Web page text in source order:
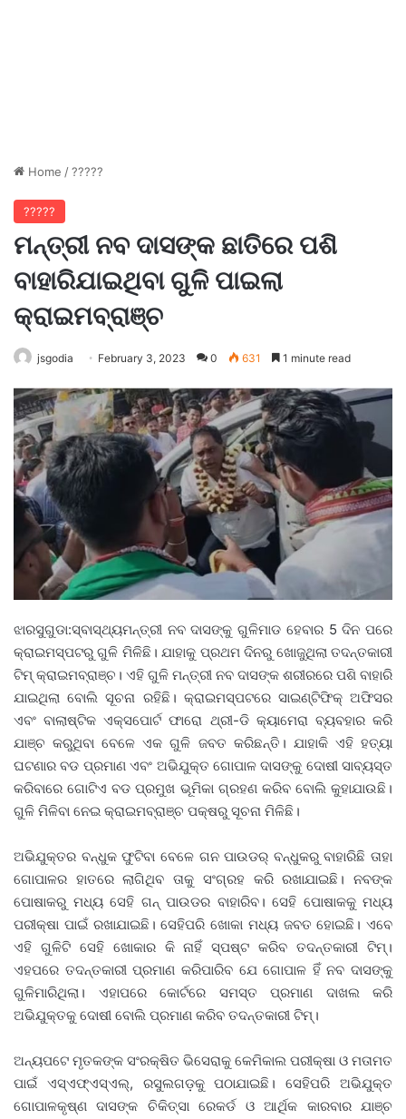
Home /?????
?????
ମନ୍ତ୍ରୀ ନବ ଦାସଙ୍କ ଛାତିରେ ପଶି
ବାହାରିଯାଇଥିବା ଗୁଳି ପାଇଲା
କ୍ରାଇମବ୍ରାଞ୍ଚ
jsgodia February 3, 2023 0 631 1 minute read
ଝାରସୁଗୁଡା:ସ୍ବାସ୍ଥ୍ୟମନ୍ତ୍ରୀ ନବ ଦାସଙ୍କୁ ଗୁଳିମାଡ ହେବାର 5 ଦିନ ପରେ
କ୍ରାଇମସ୍ପଟରୁ ଗୁଳି ମିଳିଛି। ଯାହାକୁ ପ୍ରଥମ ଦିନରୁ ଖୋଜୁଥିଲା ତଦନ୍ତକାରୀ
ଟିମ୍ କ୍ରାଇମବ୍ରାଞ୍ଚ। ଏହି ଗୁଳି ମନ୍ତ୍ରୀ ନବ ଦାସଙ୍କ ଶରୀରରେ ପଶି ବାହାରି
ଯାଇଥିଲା ବୋଲି ସୂଚନା ରହିଛି। କ୍ରାଇମସ୍ପଟରେ ସାଇଣ୍ଟିଫିକ୍ ଅଫିସର
ଏବଂ ବାଲାଷ୍ଟିକ ଏକ୍ସପୋର୍ଟ ଫାରୋ ଥ୍ରୀ-ଡି କ୍ୟାମେରା ବ୍ୟବହାର କରି
ଯାଞ୍ଚ କରୁଥିବା ବେଳେ ଏକ ଗୁଳି ଜବତ କରିଛନ୍ତି। ଯାହାକି ଏହି ହତ୍ୟା
ଘଟଣାର ବଡ ପ୍ରମାଣ ଏବଂ ଅଭିଯୁକ୍ତ ଗୋପାଳ ଦାସଙ୍କୁ ଦୋଷୀ ସାବ୍ୟସ୍ତ
କରିବାରେ ଗୋଟିଏ ବଡ ପ୍ରମୁଖ ଭୂମିକା ଗ୍ରହଣ କରିବ ବୋଲି କୁହାଯାଉଛି।
ଗୁଳି ମିଳିବା ନେଇ କ୍ରାଇମବ୍ରାଞ୍ଚ ପକ୍ଷରୁ ସୂଚନା ମିଳିଛି।
ଅଭିଯୁକ୍ତର ବନ୍ଧୁକ ଫୁଟିବା ବେଳେ ଗନ ପାଉଡର୍ ବନ୍ଧୁକରୁ ବାହାରିଛି ତାହା
ଗୋପାଳର ହାତରେ ଲାଗିଥିବ ତାକୁ ସଂଗ୍ରହ କରି ରଖାଯାଇଛି। ନବଙ୍କ
ପୋଷାକରୁ ମଧ୍ୟ ସେହି ଗନ୍ ପାଉଡର ବାହାରିବ। ସେହି ପୋଷାକକୁ ମଧ୍ୟ
ପରୀକ୍ଷା ପାଇଁ ରଖାଯାଇଛି। ସେହିପରି ଖୋକା ମଧ୍ୟ ଜବତ ହୋଇଛି। ଏବେ
ଏହି ଗୁଳିଟି ସେହି ଖୋକାର କି ନାହିଁ ସ୍ପଷ୍ଟ କରିବ ତଦନ୍ତକାରୀ ଟିମ୍।
ଏହପରେ ତଦନ୍ତକାରୀ ପ୍ରମାଣ କରିପାରିବ ଯେ ଗୋପାଳ ହିଁ ନବ ଦାସଙ୍କୁ
ଗୁଳିମାରିଥିଲା। ଏହାପରେ କୋର୍ଟରେ ସମସ୍ତ ପ୍ରମାଣ ଦାଖଲ କରି
ଅଭିଯୁକ୍ତକୁ ଦୋଷୀ ବୋଲି ପ୍ରମାଣ କରିବ ତଦନ୍ତକାରୀ ଟିମ୍।
ଅନ୍ୟପଟେ ମୃତକଙ୍କ ସଂରକ୍ଷିତ ଭିସେରାକୁ କେମିକାଲ ପରୀକ୍ଷା ଓ ମତାମତ
ପାଇଁ ଏସ୍ଏଫ୍ଏସ୍ଏଲ୍, ରସୁଲଗଡ଼କୁ ପଠାଯାଇଛି। ସେହିପରି ଅଭିଯୁକ୍ତ
ଗୋପାଳକୃଷ୍ଣ ଦାସଙ୍କ ଚିକିତ୍ସା ରେକର୍ଡ ଓ ଆର୍ଥିକ କାରବାର ଯାଞ୍ଚ